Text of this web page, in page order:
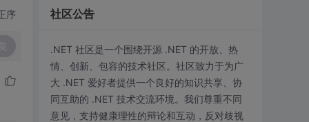
序 社区公告
.NET 社区是一个围绕开源 .NET 的开放、热
情、创新、包容的技术社区。社区致力于为广
大 .NET 爱好者提供一个良好的知识共享、协
同互助的 .NET 技术交流环境。我们尊重不同
意见，支持健康理性的辩论和互动，反对歧视